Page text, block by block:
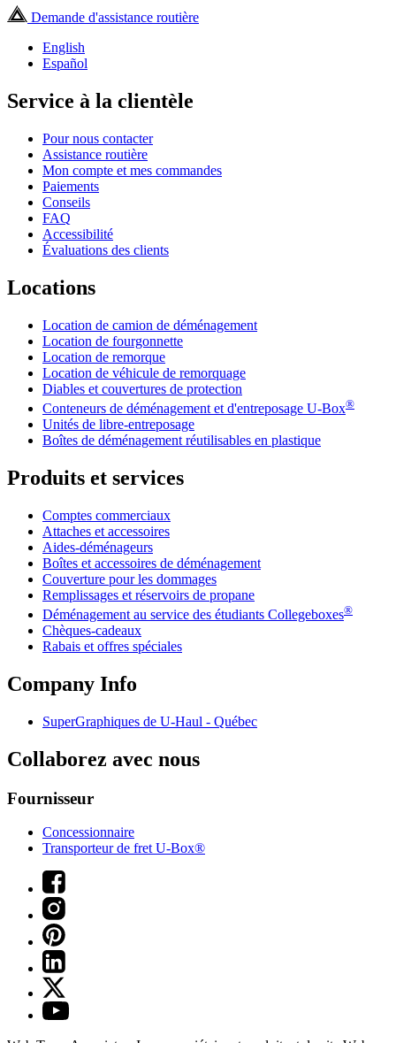
Demande d'assistance routière
English
Español
Service à la clientèle
Pour nous contacter
Assistance routière
Mon compte et mes commandes
Paiements
Conseils
FAQ
Accessibilité
Évaluations des clients
Locations
Location de camion de déménagement
Location de fourgonnette
Location de remorque
Location de véhicule de remorquage
Diables et couvertures de protection
Conteneurs de déménagement et d'entreposage U-Box®
Unités de libre-entreposage
Boîtes de déménagement réutilisables en plastique
Produits et services
Comptes commerciaux
Attaches et accessoires
Aides-déménageurs
Boîtes et accessoires de déménagement
Couverture pour les dommages
Remplissages et réservoirs de propane
Déménagement au service des étudiants Collegeboxes®
Chèques-cadeaux
Rabais et offres spéciales
Company Info
SuperGraphiques de U-Haul - Québec
Collaborez avec nous
Fournisseur
Concessionnaire
Transporteur de fret U-Box®